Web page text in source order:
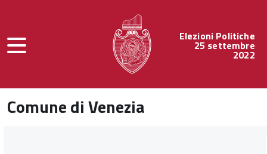
Elezioni Politiche
25 settembre
2022
Comune di Venezia